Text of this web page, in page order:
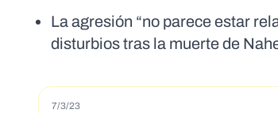
La agresión “no parece estar
disturbios tras la muerte de
7/3/23